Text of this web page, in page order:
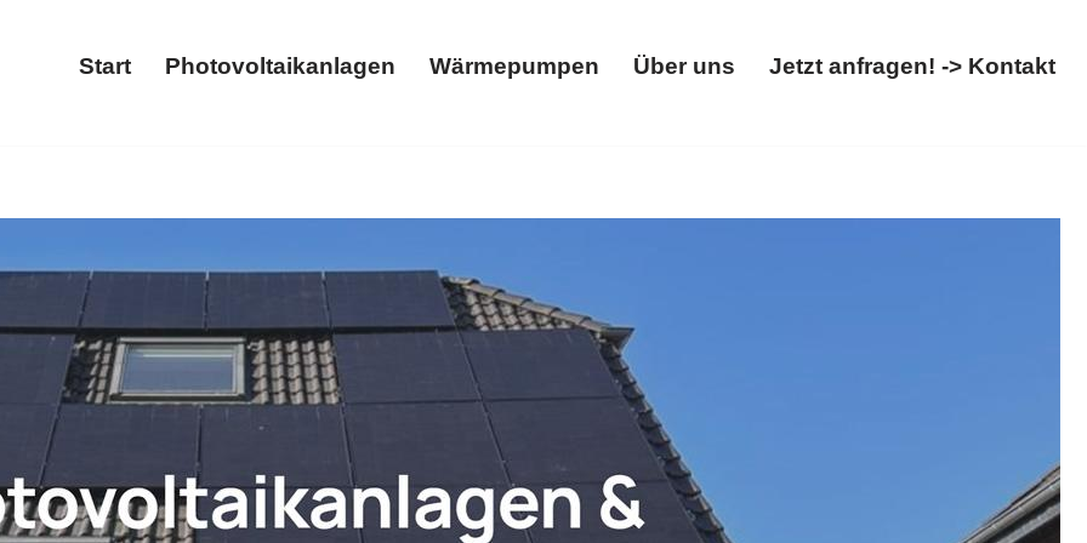
Start Photovoltaikanlagen Wärmepumpen Über uns Jetzt anfragen! -> Kontakt
✓Stromspeicher und ✓Wallbox in Frechen. Erleben Sie unseren Service ✉.